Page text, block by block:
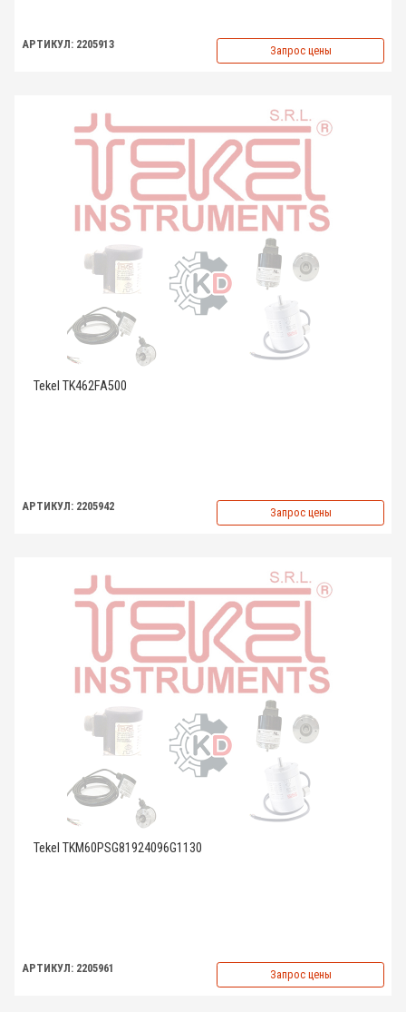
АРТИКУЛ: 2205913 Запрос цены
Tekel TK462FA500
АРТИКУЛ: 2205942 Запрос цены
Tekel TKM60PSG81924096G1130
АРТИКУЛ: 2205961 Запрос цены